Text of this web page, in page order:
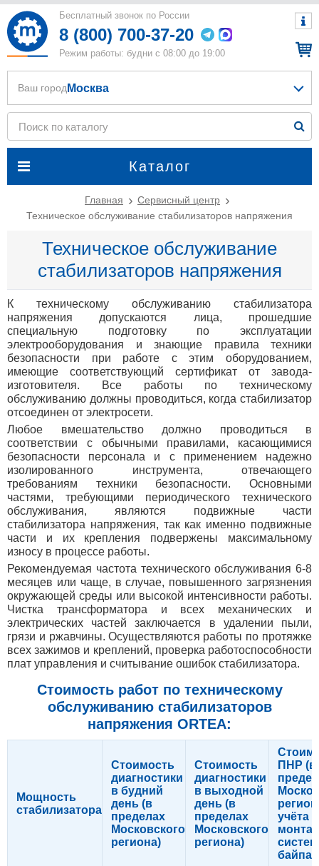
Бесплатный звонок по России
8 (800) 700-37-20
Режим работы: будни с 08:00 до 19:00
Каталог
Ваш город Москва
Главная
Сервисный центр
Техническое обслуживание стабилизаторов напряжения
Техническое обслуживание
стабилизаторов напряжения
К техническому обслуживанию стабилизатора
напряжения допускаются лица, прошедшие
специальную подготовку по эксплуатации
электрооборудования и знающие правила техники
безопасности при работе с этим оборудованием,
имеющие соответствующий сертификат от завода-
изготовителя. Все работы по техническому
обслуживанию должны проводиться, когда стабилизатор
отсоединен от электросети.
Любое вмешательство должно проводиться в
соответствии с обычными правилами, касающимися
безопасности персонала и с применением надежно
изолированного инструмента, отвечающего
требованиям техники безопасности. Основными
частями, требующими периодического технического
обслуживания, являются подвижные части
стабилизатора напряжения, так как именно подвижные
части и их крепления подвержены максимальному
износу в процессе работы.
Рекомендуемая частота технического обслуживания 6-8
месяцев или чаще, в случае, повышенного загрязнения
окружающей среды или высокой интенсивности работы.
Чистка трансформатора и всех механических и
электрических частей заключается в удалении пыли,
грязи и ржавчины. Осуществляются работы по протяжке
всех зажимов и креплений, проверка работоспособности
плат управления и считывание ошибок стабилизатора.
Стоимость работ по техническому
обслуживанию стабилизаторов
напряжения ORTEA:
Мощность
стабилизатора
Стоимость
диагностики
в будний
день (в
пределах
Московского
региона)
Стоимость
диагностики
в выходной
день (в
пределах
Московского
региона)
ПНР (в
учёта